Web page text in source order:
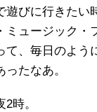
遊びに行きたい
ミュージック・
て、毎日のよう
たなあ。
時。